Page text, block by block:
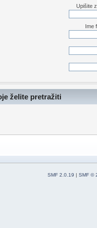
Upišite
Ime
želite pretražiti
SMF 2.0.19 | SMF ©